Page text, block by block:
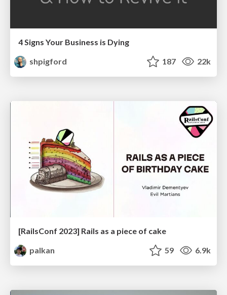
4 Signs Your Business is Dying
shpigford
187 22k
[RailsConf 2023] Rails as a piece of cake
palkan
59 6.9k